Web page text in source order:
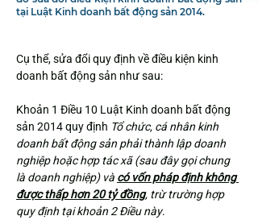
tại Luật Kinh doanh bất động sản 2014.
Cụ thể, sửa đổi quy định về điều kiện kinh
doanh bất động sản như sau:
Khoản 1 Điều 10 Luật Kinh doanh bất động
sản 2014 quy định Tổ chức, cá nhân kinh
doanh bất động sản phải thành lập doanh
nghiệp hoặc hợp tác xã (sau đây gọi chung
là doanh nghiệp) và có vốn pháp định không
được thấp hơn 20 tỷ đồng, trừ trường hợp
quy định tại khoản 2 Điều này.